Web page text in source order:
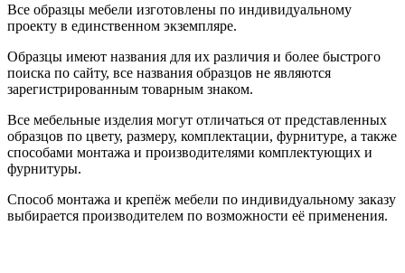
Все образцы мебели изготовлены по индивидуальному
проекту в единственном экземпляре.
Образцы имеют названия для их различия и более быстрого
поиска по сайту, все названия образцов не являются
зарегистрированным товарным знаком.
Все мебельные изделия могут отличаться от представленных
образцов по цвету, размеру, комплектации, фурнитуре, а также
способами монтажа и производителями комплектующих и
фурнитуры.
Способ монтажа и крепёж мебели по индивидуальному заказу
выбирается производителем по возможности её применения.